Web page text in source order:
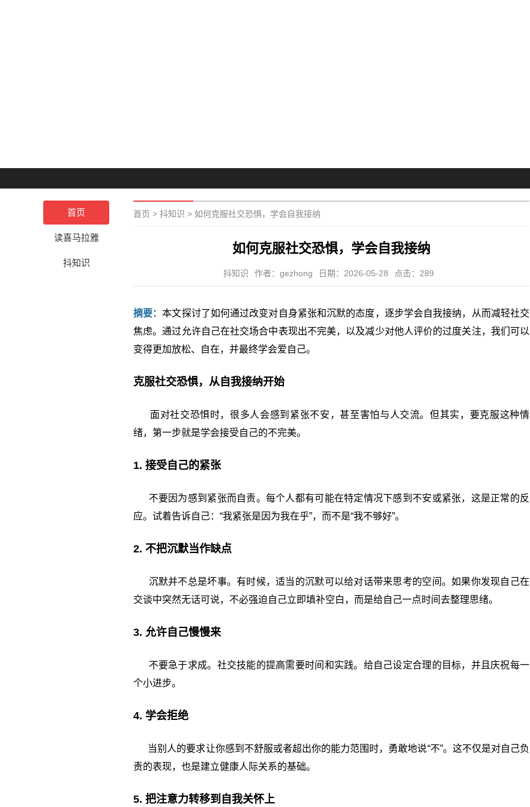
首页
读喜马拉雅
抖知识
首页 > 抖知识 > 如何克服社交恐惧，学会自我接纳
如何克服社交恐惧，学会自我接纳
抖知识 作者：gezhong 日期：2026-05-28 点击：289
摘要：本文探讨了如何通过改变对自身紧张和沉默的态度，逐步学会自我接纳，从而减轻社交
焦虑。通过允许自己在社交场合中表现出不完美，以及减少对他人评价的过度关注，我们可以
变得更加放松、自在，并最终学会爱自己。
克服社交恐惧，从自我接纳开始
面对社交恐惧时，很多人会感到紧张不安，甚至害怕与人交流。但其实，要克服这种情
绪，第一步就是学会接受自己的不完美。
1. 接受自己的紧张
不要因为感到紧张而自责。每个人都有可能在特定情况下感到不安或紧张，这是正常的反
应。试着告诉自己：“我紧张是因为我在乎”，而不是“我不够好”。
2. 不把沉默当作缺点
沉默并不总是坏事。有时候，适当的沉默可以给对话带来思考的空间。如果你发现自己在
交谈中突然无话可说，不必强迫自己立即填补空白，而是给自己一点时间去整理思绪。
3. 允许自己慢慢来
不要急于求成。社交技能的提高需要时间和实践。给自己设定合理的目标，并且庆祝每一
个小进步。
4. 学会拒绝
当别人的要求让你感到不舒服或者超出你的能力范围时，勇敢地说“不”。这不仅是对自己负
责的表现，也是建立健康人际关系的基础。
5. 把注意力转移到自我关怀上